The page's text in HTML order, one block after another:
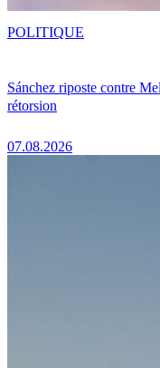
Sánchez riposte contre
rétorsion
07.08.2026
POLITIQUE